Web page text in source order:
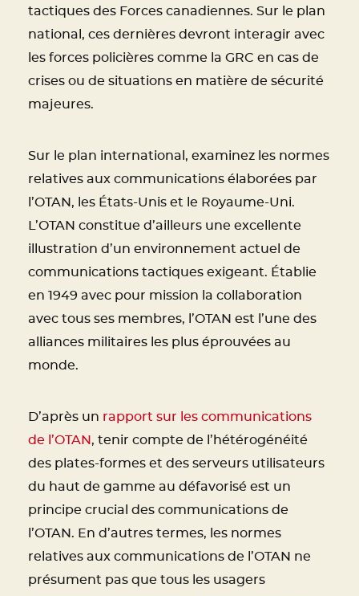
tactiques des Forces canadiennes. Sur le plan
national, ces dernières devront interagir avec
les forces policières comme la GRC en cas de
crises ou de situations en matière de sécurité
majeures.
Sur le plan international, examinez les normes
relatives aux communications élaborées par
l’OTAN, les États-Unis et le Royaume-Uni.
L’OTAN constitue d’ailleurs une excellente
illustration d’un environnement actuel de
communications tactiques exigeant. Établie
en 1949 avec pour mission la collaboration
avec tous ses membres, l’OTAN est l’une des
alliances militaires les plus éprouvées au
monde.
D’après un rapport sur les communications
de l’OTAN , tenir compte de l’hétérogénéité
des plates-formes et des serveurs utilisateurs
du haut de gamme au défavorisé est un
principe crucial des communications de
l’OTAN. En d’autres termes, les normes
relatives aux communications de l’OTAN ne
présument pas que tous les usagers